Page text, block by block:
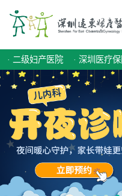
· 二级妇产医院 · 深圳医疗